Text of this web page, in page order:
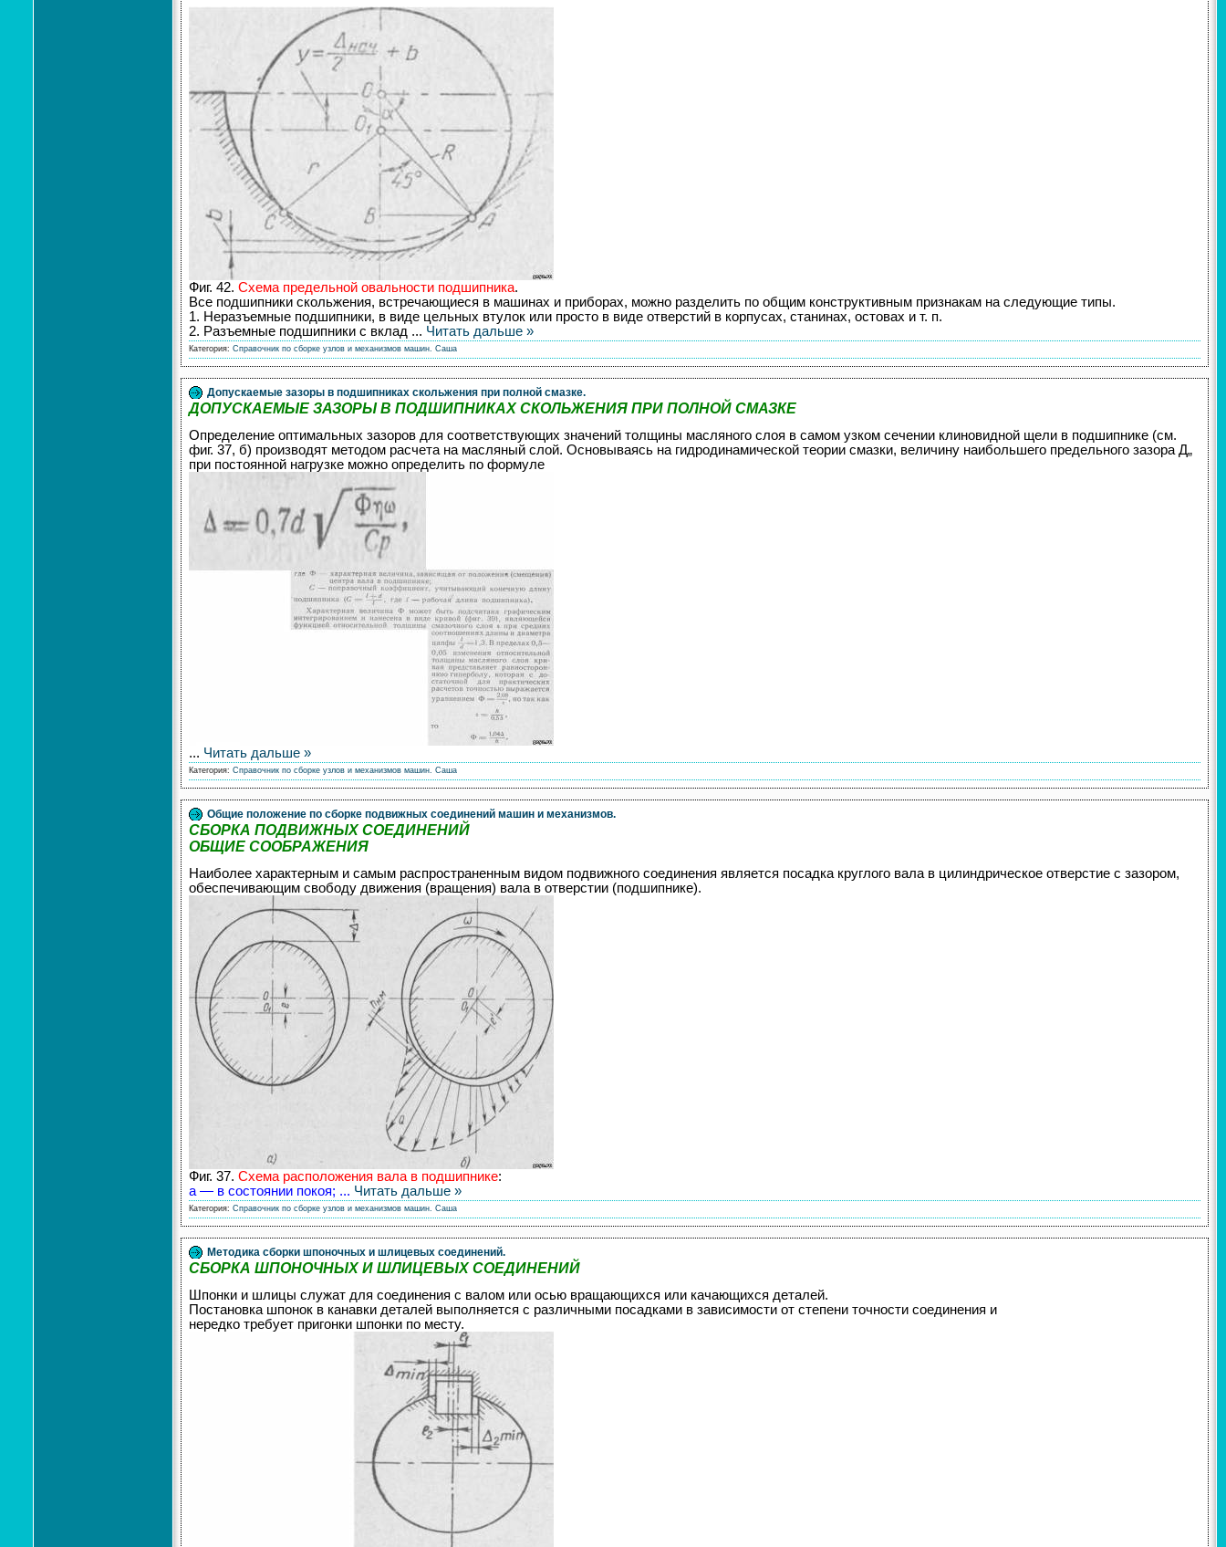
Фиг. 42. Схема предельной овальности подшипника.
Все подшипники скольжения, встречающиеся в машинах и приборах, можно разделить по общим конструктивным признакам на следующие типы.
1. Неразъемные подшипники, в виде цельных втулок или просто в виде отверстий в корпусах, станинах, остовах и т. п.
2. Разъемные подшипники с вклад ... Читать дальше »
Категория: Справочник по сборке узлов и механизмов машин. Саша
Допускаемые зазоры в подшипниках скольжения при полной смазке.
ДОПУСКАЕМЫЕ ЗАЗОРЫ В ПОДШИПНИКАХ СКОЛЬЖЕНИЯ ПРИ ПОЛНОЙ СМАЗКЕ
Определение оптимальных зазоров для соответствующих значений толщины масляного слоя в самом узком сечении клиновидной щели в подшипнике (см.
фиг. 37, б) производят методом расчета на масляный слой. Основываясь на гидродинамической теории смазки, величину наибольшего предельного зазора Д„
при постоянной нагрузке можно определить по формуле
... Читать дальше »
Категория: Справочник по сборке узлов и механизмов машин. Саша
Общие положение по сборке подвижных соединений машин и механизмов.
СБОРКА ПОДВИЖНЫХ СОЕДИНЕНИЙ
ОБЩИЕ СООБРАЖЕНИЯ
Наиболее характерным и самым распространенным видом подвижного соединения является посадка круглого вала в цилиндрическое отверстие с зазором,
обеспечивающим свободу движения (вращения) вала в отверстии (подшипнике).
Фиг. 37. Схема расположения вала в подшипнике:
а — в состоянии покоя; ... Читать дальше »
Категория: Справочник по сборке узлов и механизмов машин. Саша
Методика сборки шпоночных и шлицевых соединений.
СБОРКА ШПОНОЧНЫХ И ШЛИЦЕВЫХ СОЕДИНЕНИЙ
Шпонки и шлицы служат для соединения с валом или осью вращающихся или качающихся деталей.
Постановка шпонок в канавки деталей выполняется с различными посадками в зависимости от степени точности соединения и
нередко требует пригонки шпонки по месту.